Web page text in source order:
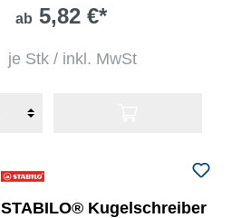
ab 5,82 €*
je Stk / inkl. MwSt
STABILO® Kugelschreiber